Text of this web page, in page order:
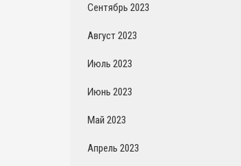
Сентябрь 2023
Август 2023
Июль 2023
Июнь 2023
Май 2023
Апрель 2023